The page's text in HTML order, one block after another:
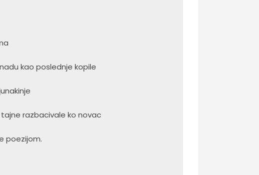
kao poslednje kopile
razbacivale ko novac
poezijom.